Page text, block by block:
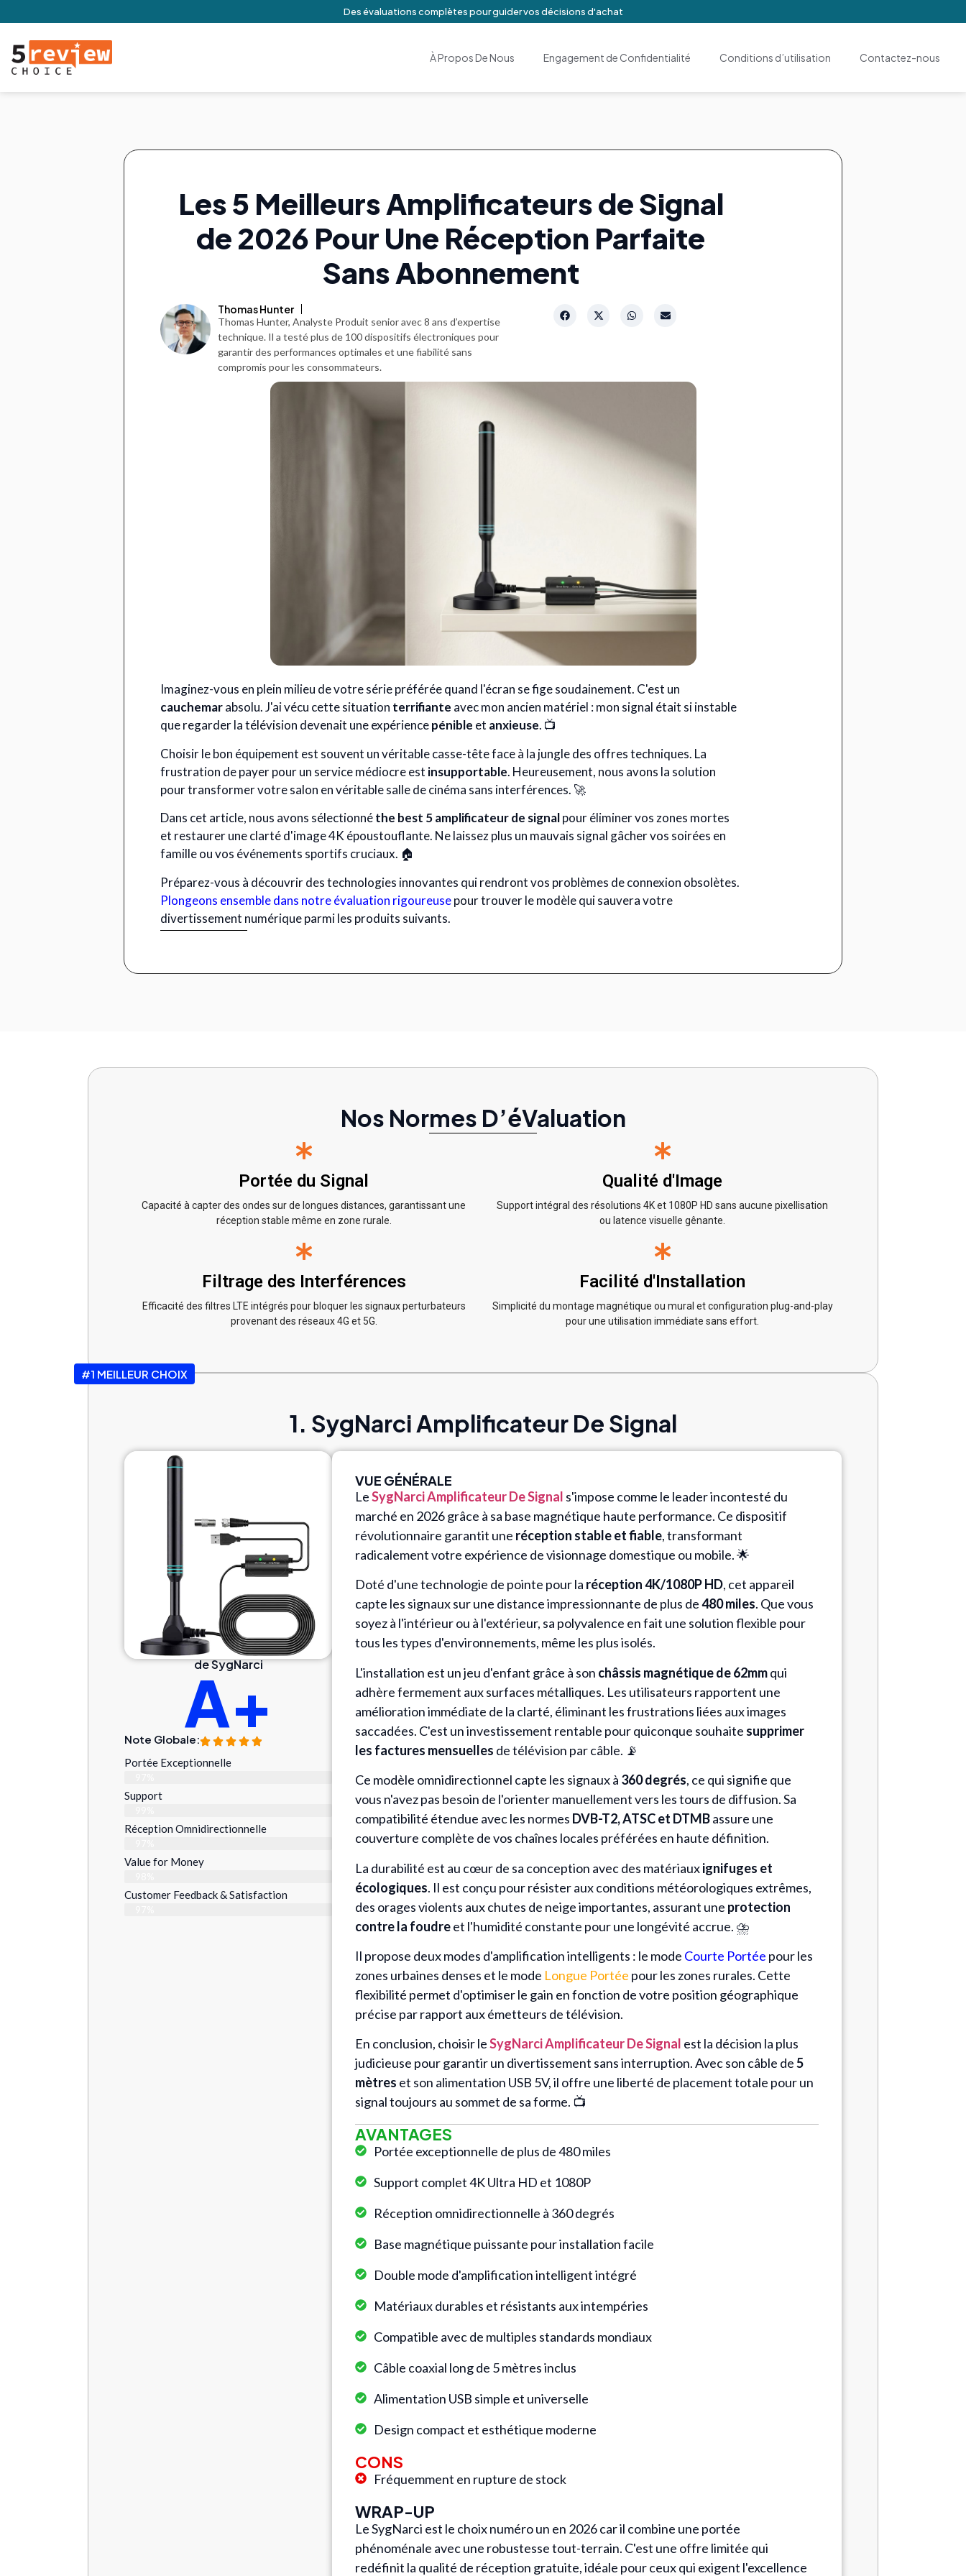
Des évaluations complètes pour guider vos décisions d'achat
À Propos De Nous Engagement de Confidentialité Conditions d’utilisation Contactez-nous
Les 5 Meilleurs Amplificateurs de Signal
de 2026 Pour Une Réception Parfaite
Sans Abonnement
Thomas Hunter
Thomas Hunter, Analyste Produit senior avec 8 ans d’expertise
technique. Il a testé plus de 100 dispositifs électroniques pour
garantir des performances optimales et une fiabilité sans
compromis pour les consommateurs.
Imaginez-vous en plein milieu de votre série préférée quand l'écran se fige soudainement. C'est un
cauchemarabsolu. J'ai vécu cette situation terrifiante avec mon ancien matériel : mon signal était si instable
que regarder la télévision devenait une expériencepénible et anxieuse. 📺
Choisir le bon équipement est souvent un véritable casse-tête face à la jungle des offres techniques. La
frustration de payer pour un service médiocre est insupportable. Heureusement, nous avons la solution
pour transformer votre salon en véritable salle de cinéma sans interférences. 🚀
Dans cet article, nous avons sélectionnéthe best 5 amplificateur de signalpour éliminer vos zones mortes
et restaurer une clarté d'image 4K époustouflante. Ne laissez plus un mauvais signal gâcher vos soirées en
famille ou vos événements sportifs cruciaux. 🏠
Préparez-vous à découvrir des technologies innovantes qui rendront vos problèmes de connexion obsolètes.
Plongeons ensemble dans notre évaluation rigoureusepour trouver le modèle qui sauvera votre
divertissement numérique parmi les produits suivants.
Nos Normes D’éValuation
Portée du Signal
Capacité à capter des ondes sur de longues distances, garantissant une
réception stable même en zone rurale.
Qualité d'Image
Support intégral des résolutions 4K et 1080P HD sans aucune pixellisation
ou latence visuelle gênante.
Filtrage des Interférences
Efficacité des filtres LTE intégrés pour bloquer les signaux perturbateurs
provenant des réseaux 4G et 5G.
Facilité d'Installation
Simplicité du montage magnétique ou mural et configuration plug-and-play
pour une utilisation immédiate sans effort.
#1 MEILLEUR CHOIX
1. SygNarci Amplificateur De Signal
de SygNarci
A+
Note Globale:
Portée Exceptionnelle
Support
Réception Omnidirectionnelle
Value for Money
Customer Feedback & Satisfaction​
VUE GÉNÉRALE
LeSygNarci Amplificateur De Signal s'impose comme le leader incontesté du
marché en 2026 grâce à sa base magnétique haute performance. Ce dispositif
révolutionnaire garantit une réception stable et fiable, transformant
radicalement votre expérience de visionnage domestique ou mobile. 🌟
Doté d'une technologie de pointe pour la réception 4K/1080P HD, cet appareil
capte les signaux sur une distance impressionnante de plus de480 miles. Que vous
soyez à l'intérieur ou à l'extérieur, sa polyvalence en fait une solution flexible pour
tous les types d'environnements, même les plus isolés.
L'installation est un jeu d'enfant grâce à son châssis magnétique de 62mmqui
adhère fermement aux surfaces métalliques. Les utilisateurs rapportent une
amélioration immédiate de la clarté, éliminant les frustrations liées aux images
saccadées. C'est un investissement rentable pour quiconque souhaite supprimer
les factures mensuelles de télévision par câble. 📡
Ce modèle omnidirectionnel capte les signaux à 360 degrés, ce qui signifie que
vous n'avez pas besoin de l'orienter manuellement vers les tours de diffusion. Sa
compatibilité étendue avec les normes DVB-T2, ATSC et DTMBassure une
couverture complète de vos chaînes locales préférées en haute définition.
La durabilité est au cœur de sa conception avec des matériauxignifuges et
écologiques. Il est conçu pour résister aux conditions météorologiques extrêmes,
des orages violents aux chutes de neige importantes, assurant une protection
contre la foudreet l'humidité constante pour une longévité accrue. ⛈️
Il propose deux modes d'amplification intelligents : le mode Courte Portée pour les
zones urbaines denses et le mode Longue Portée pour les zones rurales. Cette
flexibilité permet d'optimiser le gain en fonction de votre position géographique
précise par rapport aux émetteurs de télévision.
En conclusion, choisir leSygNarci Amplificateur De Signal est la décision la plus
judicieuse pour garantir un divertissement sans interruption. Avec son câble de5
mètres et son alimentation USB 5V, il offre une liberté de placement totale pour un
signal toujours au sommet de sa forme. 📺
AVANTAGES
Portée exceptionnelle de plus de 480 miles
Support complet 4K Ultra HD et 1080P
Réception omnidirectionnelle à 360 degrés
Base magnétique puissante pour installation facile
Double mode d'amplification intelligent intégré
Matériaux durables et résistants aux intempéries
Compatible avec de multiples standards mondiaux
Câble coaxial long de 5 mètres inclus
Alimentation USB simple et universelle
Design compact et esthétique moderne
CONS
Fréquemment en rupture de stock
WRAP-UP
Le SygNarci est le choix numéro un en 2026 car il combine une portée
phénoménale avec une robustesse tout-terrain. C'est une offre limitée qui
redéfinit la qualité de réception gratuite, idéale pour ceux qui exigent l'excellence